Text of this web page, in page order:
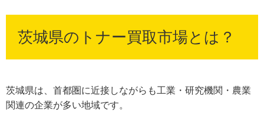
茨城県のトナー買取市場とは？
茨城県は、首都圏に近接しながらも工業・研究機関・農業
関連の企業が多い地域です。